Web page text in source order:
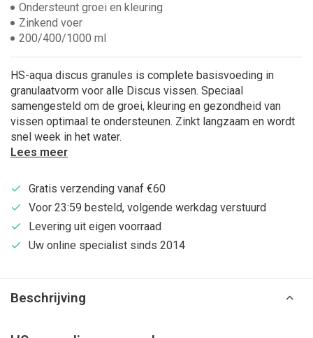
Ondersteunt groei en kleuring
Zinkend voer
200/400/1000 ml
HS-aqua discus granules is complete basisvoeding in
granulaatvorm voor alle Discus vissen. Speciaal
samengesteld om de groei, kleuring en gezondheid van
vissen optimaal te ondersteunen. Zinkt langzaam en wordt
snel week in het water.
Lees meer
Gratis verzending vanaf €60
Voor 23:59 besteld, volgende werkdag verstuurd
Levering uit eigen voorraad
Uw online specialist sinds 2014
Beschrijving